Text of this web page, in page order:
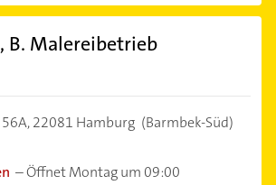
B. Malereibetrieb
22081 Hamburg (Barmbek-Süd)
–Öffnet Montag um 09:00